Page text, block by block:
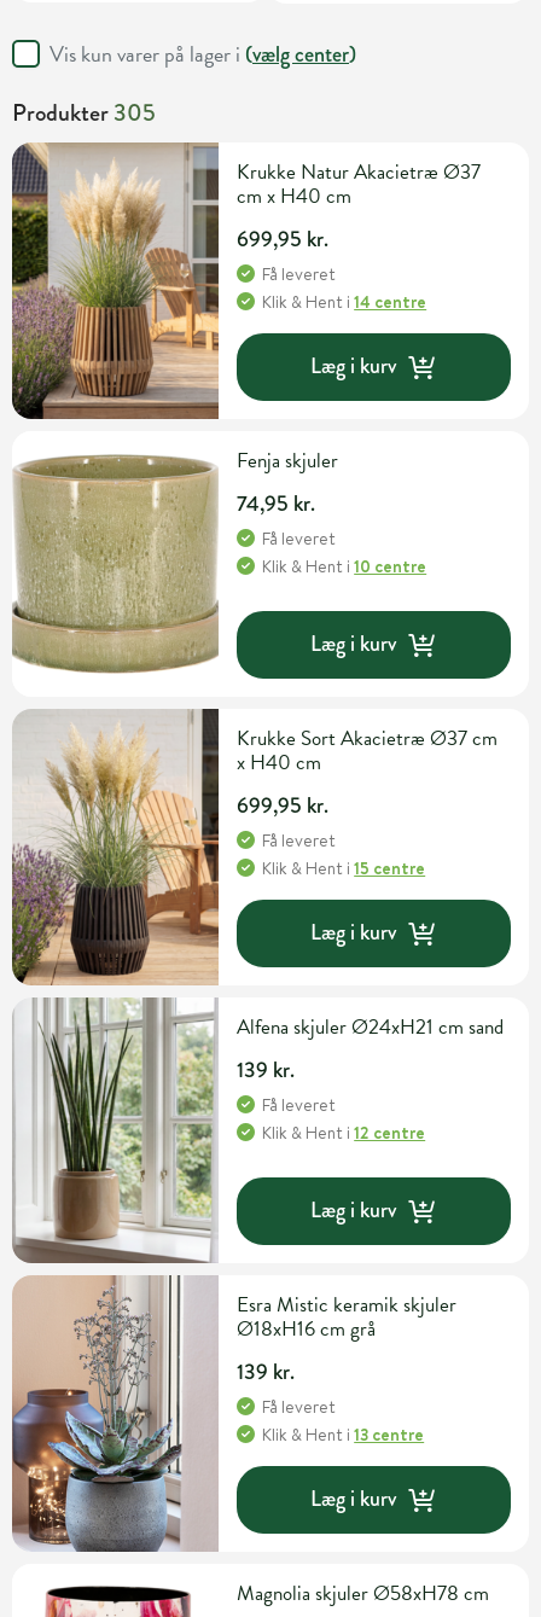
Vis kun varer på lager i (vælg center)
Produkter305
Krukke Natur Akacietræ Ø37
cm x H40 cm
699,95 kr.
Få leveret
Klik & Hent i14 centre
Læg i kurv
Fenja skjuler
74,95 kr.
Få leveret
Klik & Hent i10 centre
Læg i kurv
Krukke Sort Akacietræ Ø37 cm
x H40 cm
699,95 kr.
Få leveret
Klik & Hent i15 centre
Læg i kurv
Alfena skjuler Ø24xH21 cm sand
139 kr.
Få leveret
Klik & Hent i12 centre
Læg i kurv
Esra Mistic keramik skjuler
Ø18xH16 cm grå
139 kr.
Få leveret
Klik & Hent i13 centre
Læg i kurv
Magnolia skjuler Ø58xH78 cm